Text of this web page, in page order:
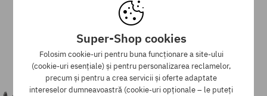
Super-Shop cookies
Folosim cookie-uri pentru buna funcționare a site-ului
(cookie-uri esențiale) și pentru personalizarea reclamelor,
precum și pentru a crea servicii și oferte adaptate
intereselor dumneavoastră (cookie-uri opționale – le puteți